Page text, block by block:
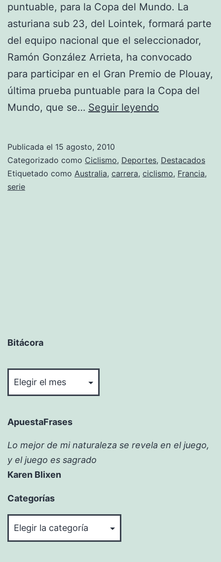
puntuable, para la Copa del Mundo. La
asturiana sub 23, del Lointek, formará parte
del equipo nacional que el seleccionador,
Ramón González Arrieta, ha convocado
para participar en el Gran Premio de Plouay,
última prueba puntuable para la Copa del
Mundo, que se… Seguir leyendo
de
la
Publicada el 15 agosto, 2010
Categorizado como Ciclismo, Deportes, Destacados
Etiquetado como Australia, carrera, ciclismo, Francia,
serie
Bitácora
ApuestaFrases
Lo mejor de mi naturaleza se revela en el juego,
y el juego es sagrado
Karen Blixen
Categorías